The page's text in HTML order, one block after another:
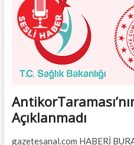
Gelecekte
Eski
Normale
Dönüş
Yok”
Açıklanmadı
gazetesanal.com HABERİ